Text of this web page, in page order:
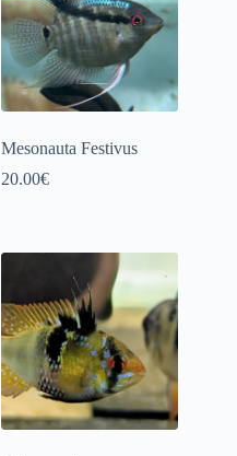
Mesonauta Festivus
20.00€